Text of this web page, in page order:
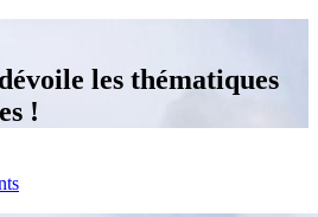
les thématiques
!